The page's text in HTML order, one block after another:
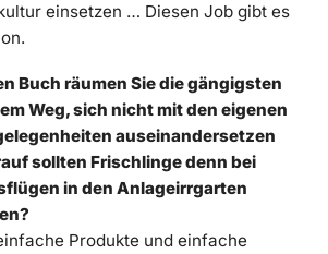
einsetzen … Diesen Job gibt es
Buch räumen Sie die gängigsten
Weg, sich nicht mit den eigenen
auseinandersetzen
sollten Frischlinge denn bei
in den Anlageirrgarten
Produkte und einfache